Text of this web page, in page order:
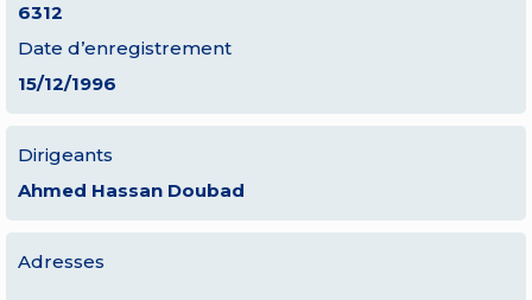
6312
Date d’enregistrement
15/12/1996
Dirigeants
Ahmed Hassan Doubad
Adresses